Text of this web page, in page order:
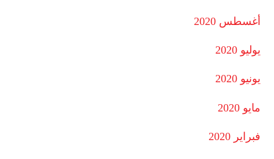
أغسطس 2020
يوليو 2020
يونيو 2020
مايو 2020
فبراير 2020